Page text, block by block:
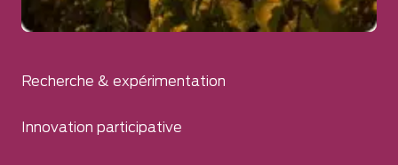
Recherche & expérimentation
Innovation participative